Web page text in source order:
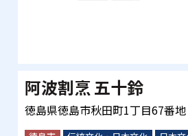
阿波割烹 五十鈴
徳島県徳島市秋田町1丁目67番地